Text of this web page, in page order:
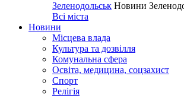
Зеленодольськ Новини
Всі міста
Новини
Місцева влада
Культура та дозвілля
Комунальна сфера
Освіта, медицина, соцзахист
Спорт
Релігія